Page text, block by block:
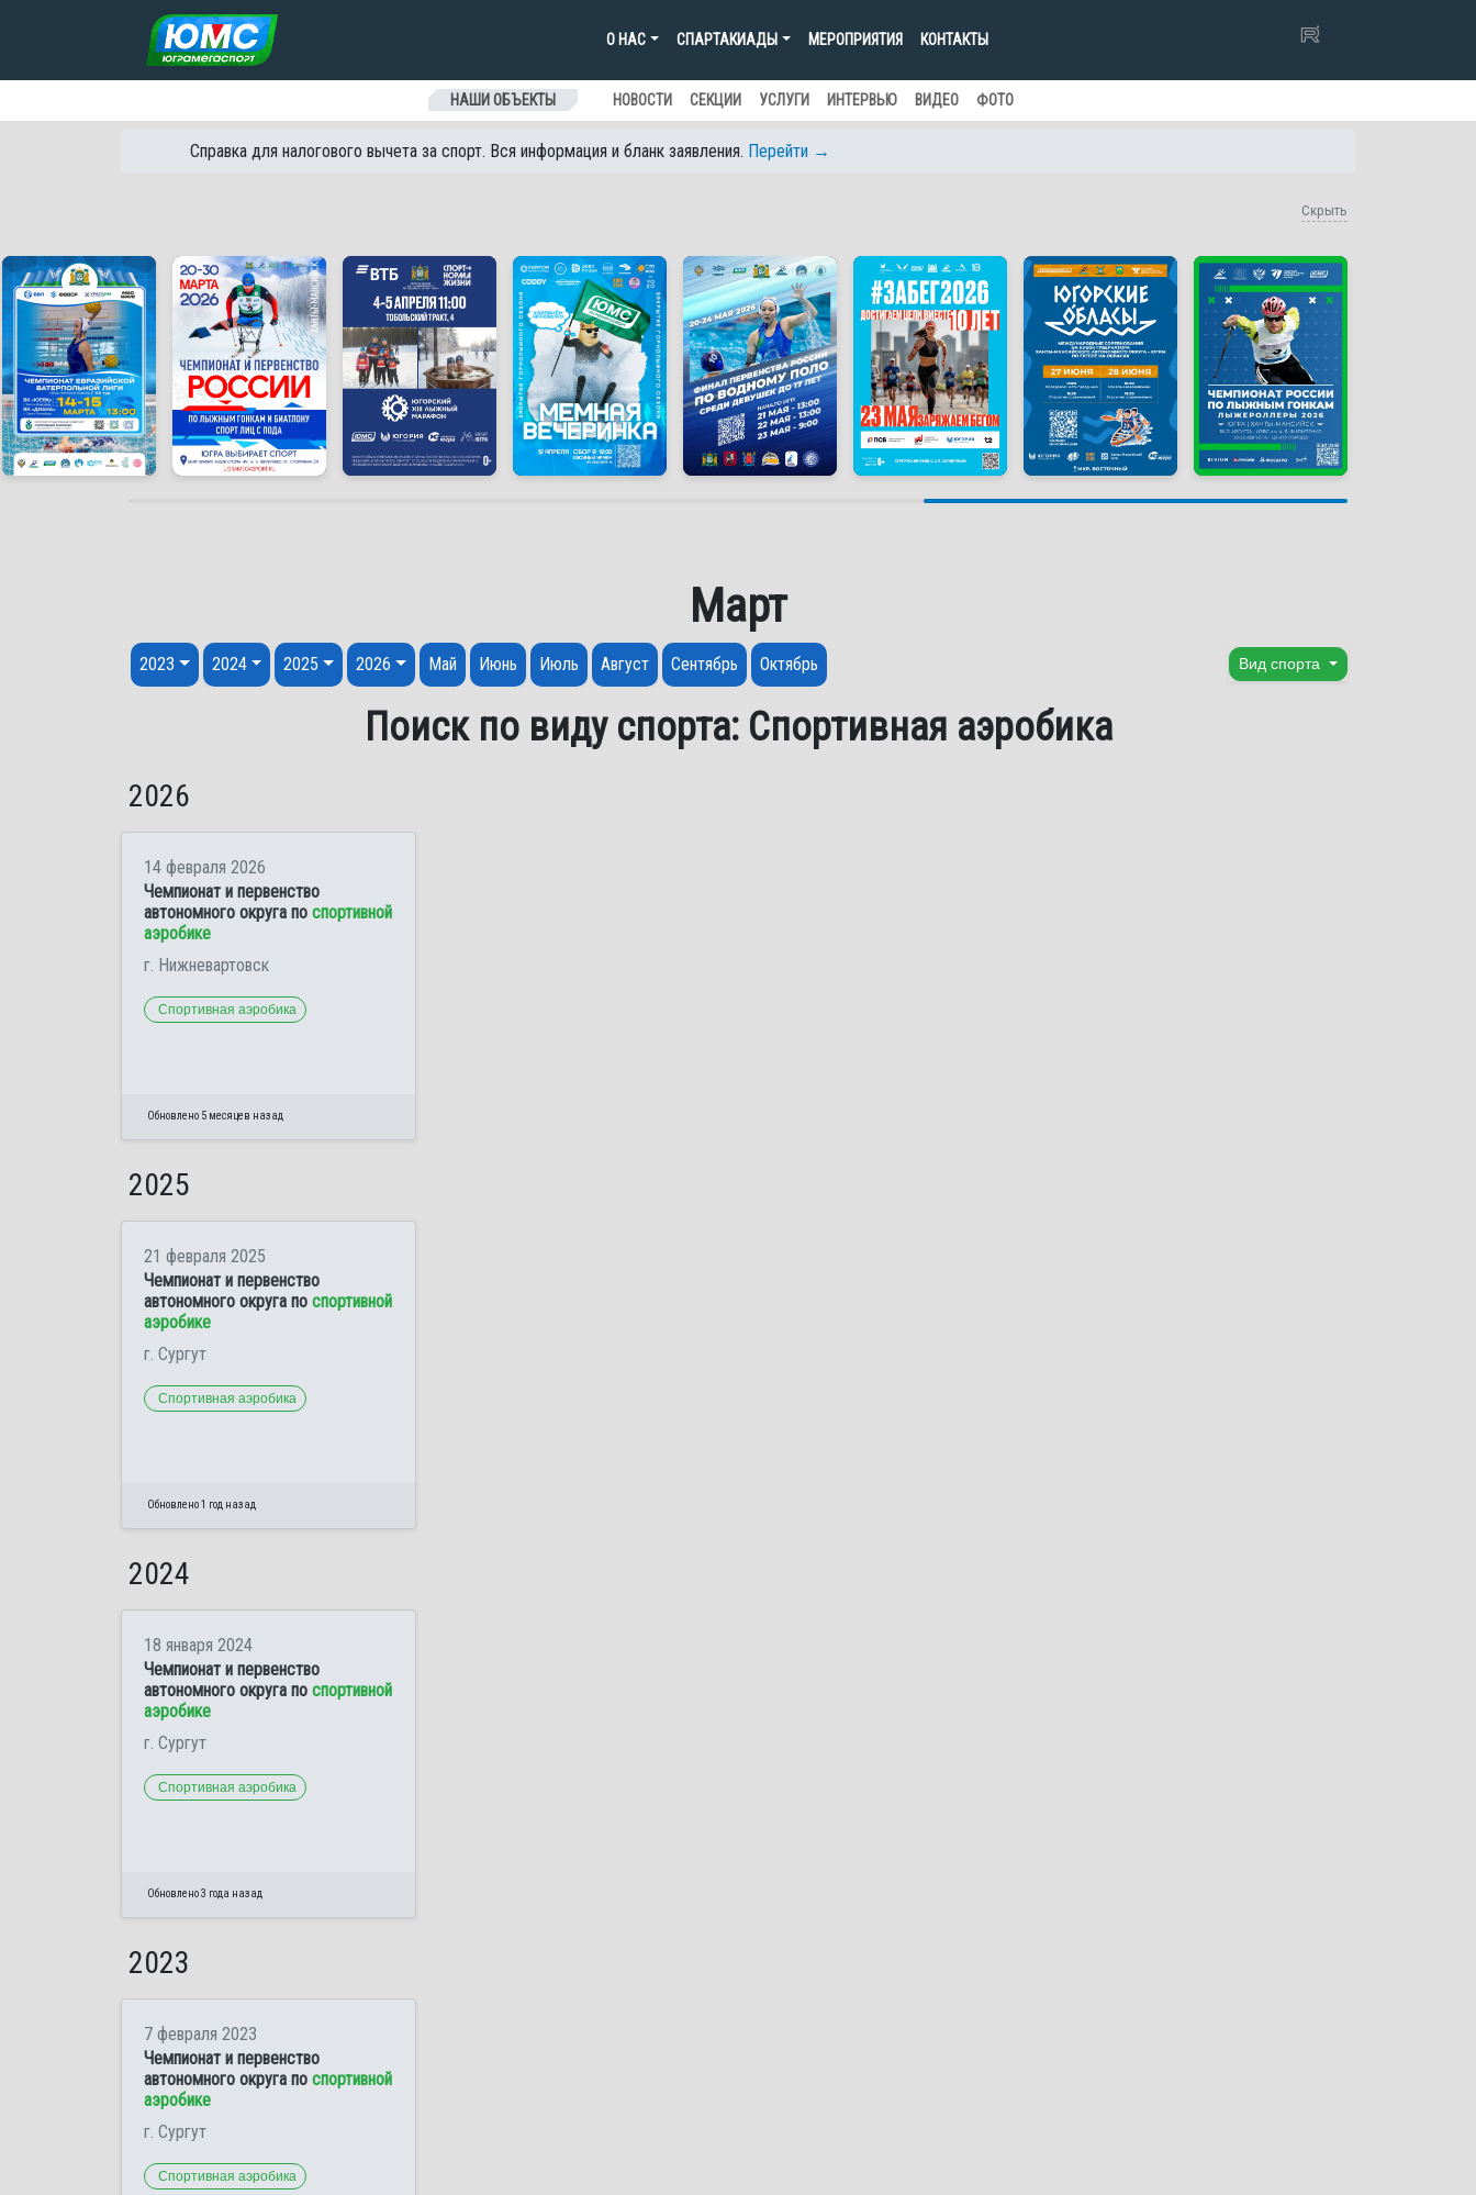
Перейти к содержанию
О НАС СПАРТАКИАДЫ МЕРОПРИЯТИЯ КОНТАКТЫ
НАШИ ОБЪЕКТЫ НОВОСТИ СЕКЦИИ УСЛУГИ ИНТЕРВЬЮ ВИДЕО ФОТО
Справка для налогового вычета за спорт. Вся информация и бланк заявления. Перейти →
Скрыть
Март
Перейти к содержанию
2023 2024 2025 2026 Май Июнь Июль Август Сентябрь Октябрь Вид спорта
Поиск по виду спорта: Спортивная аэробика
2026
14 февраля 2026
Чемпионат и первенство
автономного округа по спортивной
аэробике
г. Нижневартовск
Спортивная аэробика
Обновлено 5 месяцев назад
2025
21 февраля 2025
Чемпионат и первенство
автономного округа по спортивной
аэробике
г. Сургут
Спортивная аэробика
Обновлено 1 год назад
2024
18 января 2024
Чемпионат и первенство
автономного округа по спортивной
аэробике
г. Сургут
Спортивная аэробика
Обновлено 3 года назад
2023
7 февраля 2023
Чемпионат и первенство
автономного округа по спортивной
аэробике
г. Сургут
Спортивная аэробика